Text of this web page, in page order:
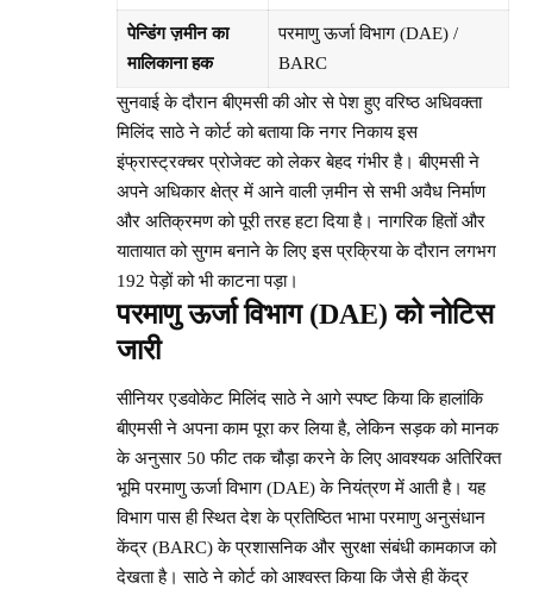
पेन्डिंग ज़मीन का
मालिकाना हक
परमाणु ऊर्जा विभाग (DAE) /
BARC
सुनवाई के दौरान बीएमसी की ओर से पेश हुए वरिष्ठ अधिवक्ता
मिलिंद साठे ने कोर्ट को बताया कि नगर निकाय इस
इंफ्रास्ट्रक्चर प्रोजेक्ट को लेकर बेहद गंभीर है। बीएमसी ने
अपने अधिकार क्षेत्र में आने वाली ज़मीन से सभी अवैध निर्माण
और अतिक्रमण को पूरी तरह हटा दिया है। नागरिक हितों और
यातायात को सुगम बनाने के लिए इस प्रक्रिया के दौरान लगभग
192 पेड़ों को भी काटना पड़ा।
परमाणु ऊर्जा विभाग (DAE) को नोटिस
जारी
सीनियर एडवोकेट मिलिंद साठे ने आगे स्पष्ट किया कि हालांकि
बीएमसी ने अपना काम पूरा कर लिया है, लेकिन सड़क को मानक
के अनुसार 50 फीट तक चौड़ा करने के लिए आवश्यक अतिरिक्त
भूमि परमाणु ऊर्जा विभाग (DAE) के नियंत्रण में आती है। यह
विभाग पास ही स्थित देश के प्रतिष्ठित भाभा परमाणु अनुसंधान
केंद्र (BARC) के प्रशासनिक और सुरक्षा संबंधी कामकाज को
देखता है। साठे ने कोर्ट को आश्वस्त किया कि जैसे ही केंद्र